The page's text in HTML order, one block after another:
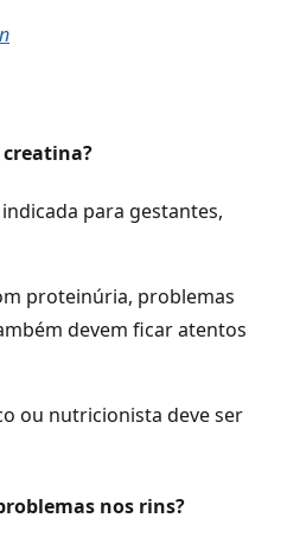
para gestantes,
proteinúria, problemas
devem ficar atentos
ou nutricionista deve ser
nos rins?